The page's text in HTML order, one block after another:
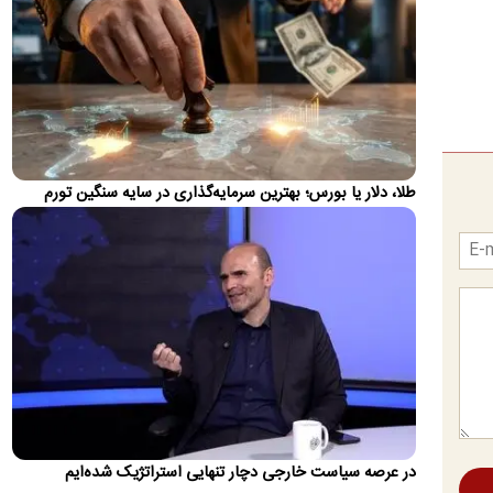
زمان واریز اعتبار کالابرگ برای سرپرستان خانوار با رقم آخر کدملی
چهار به بعد تغییر کرد
اولین واکنش رسمی به ماجرای اعمال ضریب ۲.۷
برای اینترنت بین‌الملل
سازمان تنظیم مقررات و ارتباطات رادیویی با رد ادعای اعمال ضریب
۲.۷ برای اینترنت بین‌الملل اعلام کرد که نحوه محاسبه مصرف…
روایت رویترز از اختلاف ایران و عمان بر سر عوارض
یک رسانه آمریکایی مدعی شد که ایران و عمان در مذاکرات برای
بازگشایی مسیر کشتیرانی در تنگه هرمز، بر سر میزان عوارض عبور…
پیش‌بینی جدید از قیمت طلا؛ هر اونس به ۴۷۰۰ دلار
می‌رسد؟
دویچه‌بانک معتقد است روند صعودی بازار جهانی طلا هنوز به پایان
نرسیده و قیمت هر اونس این فلز گران‌بها می‌تواند تا پایان…
تصاویر؛ حراج ۸۸ اثر فاخر از عهد تیموریان تا دوره
طلا، دلار یا بورس؛ بهترین سرمایه‌گذاری در سایه سنگین تورم
در عرصه سیاست خارجی دچار تنهایی استراتژیک شده‌ایم